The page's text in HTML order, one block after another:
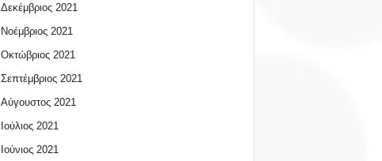
Δεκέμβριος 2021
Νοέμβριος 2021
Οκτώβριος 2021
Σεπτέμβριος 2021
Αύγουστος 2021
Ιούλιος 2021
Ιούνιος 2021